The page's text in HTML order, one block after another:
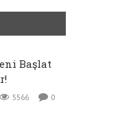
Başlat
5566 0